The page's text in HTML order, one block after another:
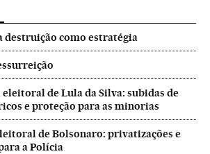
destruição como estratégia
de Lula da Silva: subidas de
e proteção para as minorias
de Bolsonaro: privatizações e
a Polícia